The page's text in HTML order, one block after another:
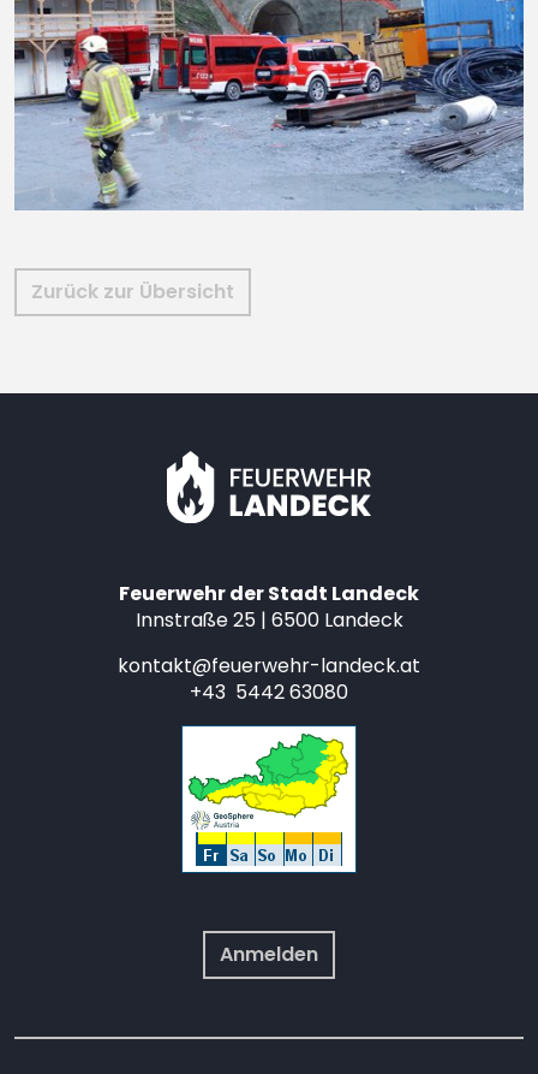
Zurück zur Übersicht
Feuerwehr der Stadt Landeck
Innstraße 25 | 6500 Landeck
kontakt@feuerwehr-landeck.at
+43 5442 63080
Anmelden